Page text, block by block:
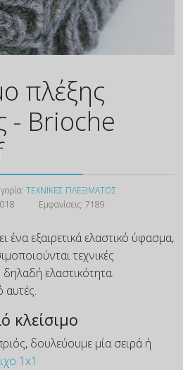
πλέξης
- Brioche
ΤΕΧΝΙΚΕΣ ΠΛΕΞΙΜΑΤΟΣ
Εμφανίσεις: 7189
ένα εξαιρετικά ελαστικό ύφασμα,
τεχνικές
ελαστικότητα.
αυτές.
κλείσιμο
δουλεύουμε μία σειρά ή
1x1